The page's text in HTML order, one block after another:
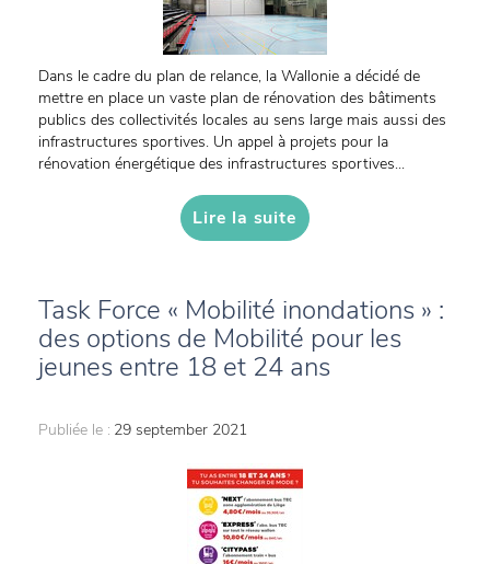
Dans le cadre du plan de relance, la Wallonie a décidé de
mettre en place un vaste plan de rénovation des bâtiments
publics des collectivités locales au sens large mais aussi des
infrastructures sportives. Un appel à projets pour la
rénovation énergétique des infrastructures sportives...
Lire la suite
Task Force « Mobilité inondations » :
des options de Mobilité pour les
jeunes entre 18 et 24 ans
Publiée le : 29 september 2021